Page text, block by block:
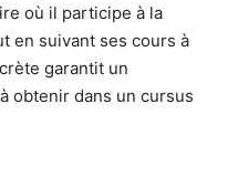
où il participe à la
en suivant ses cours à
garantit un
obtenir dans un cursus